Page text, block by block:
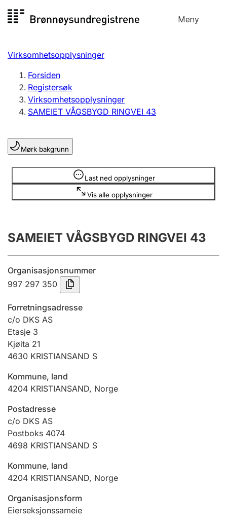
til
Meny
Registersøk
Aksjeselskap
Enkeltpersonforetak
Registrere, endre, slette
Lag og forening
Registrere, endre, slette
Innsending og forsinkelsesgebyr
Jeger
Betaling og jegeravgiftskort
Ektepaktveileder
Offentlig sektor
Andre tema
Virksomhetsopplysninger
Forsiden
Registersøk
Virksomhetsopplysninger
SAMEIET VÅGSBYGD RINGVEI 43
Mørk bakgrunn
Last ned opplysninger
Vis alle opplysninger
Opplysninger er skjult
SAMEIET VÅGSBYGD RINGVEI 43
Organisasjonsnummer
997 297 350
Forretningsadresse
c/o DKS AS
Etasje 3
Kjøita 21
4630 KRISTIANSAND S
Kommune, land
4204 KRISTIANSAND, Norge
Postadresse
c/o DKS AS
Postboks 4074
4698 KRISTIANSAND S
Kommune, land
4204 KRISTIANSAND, Norge
Organisasjonsform
Eierseksjonssameie